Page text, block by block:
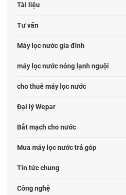
Tài liệu
Tư vấn
Máy lọc nước gia đình
máy lọc nước nóng lạnh nguội
cho thuê máy lọc nước
Đại lý Wepar
Bắt mạch cho nước
Mua máy lọc nước trả góp
Tin tức chung
Công nghệ